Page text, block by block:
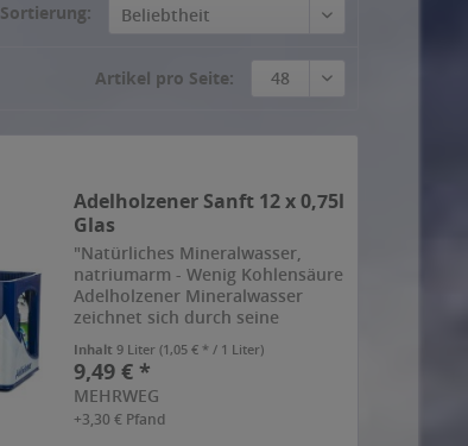
Sortierung: Beliebtheit
Artikel pro Seite: 48
Adelholzener Sanft 12 x 0,75l
Glas
"Natürliches Mineralwasser,
natriumarm - Wenig Kohlensäure
Adelholzener Mineralwasser
zeichnet sich durch seine
sorgt seine einzigartige
Herkunft: die bayerischen Alpen.
Auf seinem Weg durch das
alpine...
Inhalt9 Liter(1,05 € * / 1 Liter)
9,49 € *
MEHRWEG
+3,30 € Pfand